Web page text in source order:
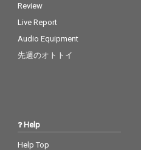
Review
Live Report
Audio Equipment
先週のオトトイ
Help
Help Top